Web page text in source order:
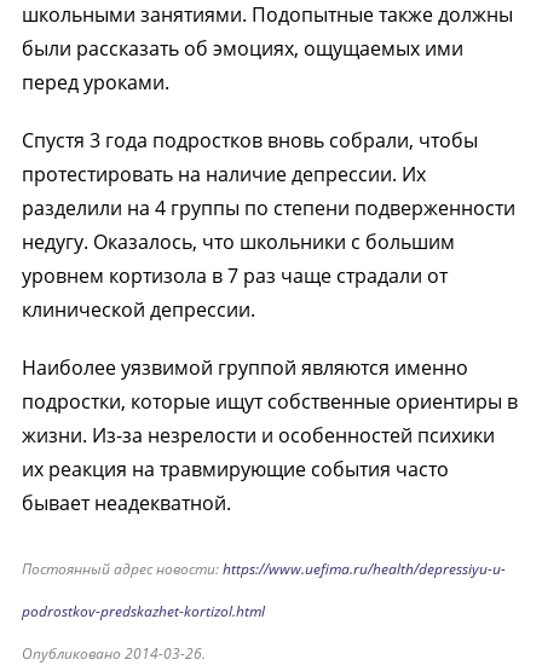
школьными занятиями. Подопытные также должны
были рассказать об эмоциях, ощущаемых ими
перед уроками.
Спустя 3 года подростков вновь собрали, чтобы
протестировать на наличие депрессии. Их
разделили на 4 группы по степени подверженности
недугу. Оказалось, что школьники с большим
уровнем кортизола в 7 раз чаще страдали от
клинической депрессии.
Наиболее уязвимой группой являются именно
подростки, которые ищут собственные ориентиры в
жизни. Из-за незрелости и особенностей психики
их реакция на травмирующие события часто
бывает неадекватной.
Постоянный адрес новости:https://www.uefima.ru/health/depressiyu-u-
podrostkov-predskazhet-kortizol.html
Опубликовано 2014-03-26.